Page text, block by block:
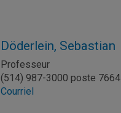
Döderlein, Sebastian
Professeur
(514) 987-3000 poste 7664
Courriel